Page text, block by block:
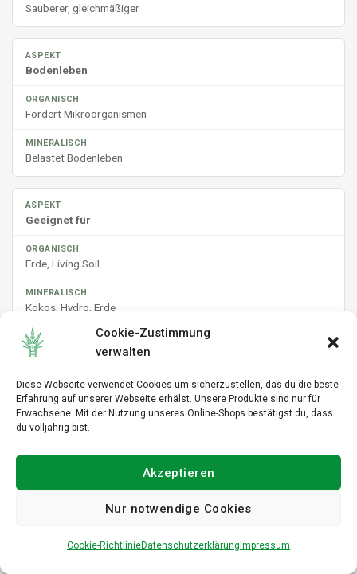
Cookie-Zustimmung
verwalten
Diese Webseite verwendet Cookies um sicherzustellen, das du die beste
Erfahrung auf unserer Webseite erhälst. Unsere Produkte sind nur für
Erwachsene. Mit der Nutzung unseres Online-Shops bestätigst du, dass
du volljährig bist.
Akzeptieren
Nur notwendige Cookies
Cookie-RichtlinieDatenschutzerklärung Impressum
Sauberer, gleichmäßiger
Bodenleben
Fördert Mikroorganismen
Belastet Bodenleben
Geeignet für
Erde, Living Soil
Kokos, Hydro, Erde
Sanft, vergibt Fehler
Steiler, präzise nötig